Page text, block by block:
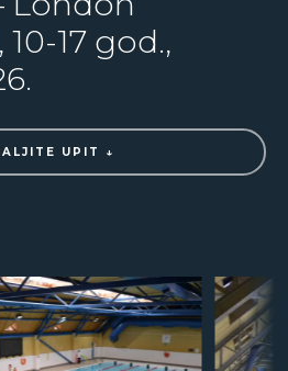
17 god.,
UPIT ↓